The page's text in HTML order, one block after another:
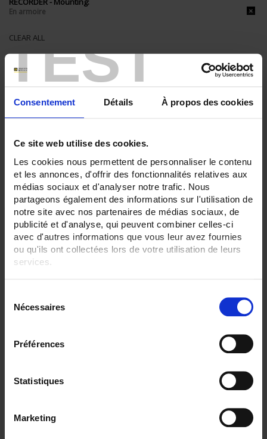
TEST
Consentement Détails À propos des cookies
Ce site web utilise des cookies.
Les cookies nous permettent de personnaliser le contenu
et les annonces, d'offrir des fonctionnalités relatives aux
médias sociaux et d'analyser notre trafic. Nous
partageons également des informations sur l'utilisation de
notre site avec nos partenaires de médias sociaux, de
publicité et d'analyse, qui peuvent combiner celles-ci
avec d'autres informations que vous leur avez fournies
ou qu'ils ont collectées lors de votre utilisation de leurs
services.
Nécessaires
Préférences
Statistiques
Marketing
En armoire
CLEAR ALL
Shop By
Sort By
3 item(s) Show
- 3 to 24 analogue channels, 48 external channels (option)